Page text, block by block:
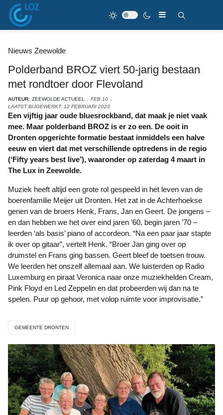
Nieuws Zeewolde
Polderband BROZ viert 50-jarig bestaan
met rondtoer door Flevoland
AUTEUR: ZEEWOLDE ACTUEEL
FEB 10
LAATST BIJGEWERKT: 12 FEBRUARI 2023
Een vijftig jaar oude bluesrockband, dat maak je niet vaak
mee. Maar polderband BROZ is er zo een. De ooit in
Dronten opgerichte formatie bestaat inmiddels een halve
eeuw en viert dat met verschillende optredens in de regio
(‘Fifty years best live’), waaronder op zaterdag 4 maart in
The Lux in Zeewolde.
Muziek heeft altijd een grote rol gespeeld in het leven van de
boerenfamilie Meijer uit Dronten. Het zat in de Achterhoekse
genen van de broers Henk, Frans, Jan en Geert. De jongens –
en dan hebben we het over eind jaren ’60, begin jaren ’70 –
leerden ‘als basis’ piano of accordeon. “Na een paar jaar stapte
ik over op gitaar”, vertelt Henk. “Broer Jan ging over op
drumstel en Frans ging bassen. Geert bleef de toetsen trouw.
We leerden het onszelf allemaal aan. We luisterden op Radio
Luxemburg en piraat Veronica naar onze muziekhelden Cream,
Pink Floyd en Led Zeppelin en dat probeerden wij dan na te
spelen. Puur op gehoor, met volop ruimte voor improvisatie.”
GEMEENTE DRONTEN